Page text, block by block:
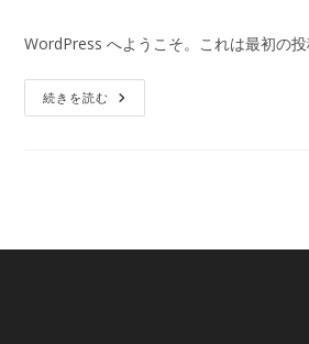
WordPress へようこそ。これは最初の
続きを読む